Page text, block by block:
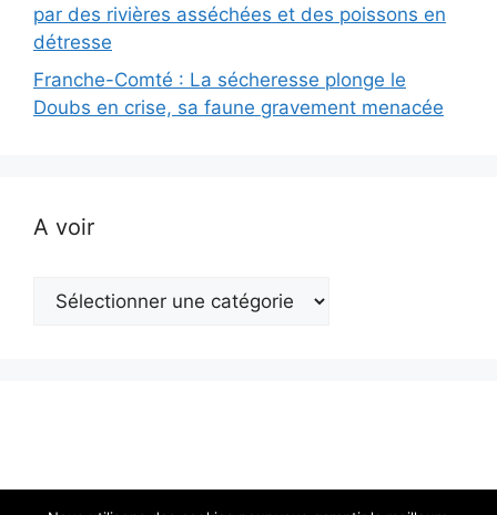
par des rivières asséchées et des poissons en
détresse
Franche-Comté : La sécheresse plonge le
Doubs en crise, sa faune gravement menacée
A voir
voir